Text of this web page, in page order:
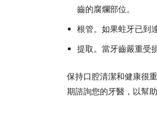
齒的腐爛部位。
根管。如果蛀牙已到
提取。當牙齒嚴重受
保持口腔清潔和健康很
期諮詢您的牙醫，以幫